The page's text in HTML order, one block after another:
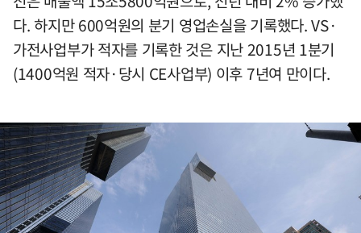
다. 하지만 600억원의 분기 영업손실을 기록했다. VS·
가전사업부가 적자를 기록한 것은 지난 2015년 1분기
(1400억원 적자·당시 CE사업부) 이후 7년여 만이다.